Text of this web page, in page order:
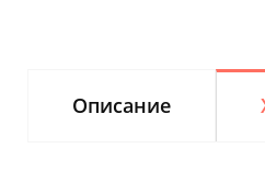
Описание